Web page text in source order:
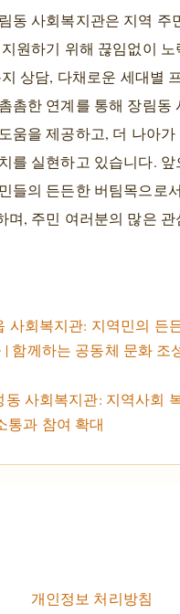
동 사회복지관은 지역 주
원하기 위해 끊임없이
상담, 다채로운 세대별
촘한 연계를 통해 장림동
움을 제공하고, 더 나아가
를 실현하고 있습니다.
들의 든든한 버팀목으로
며, 주민 여러분의 많은
사회복지관: 지역민의 든
함께하는 공동체 문화 조
사회복지관: 지역사회
통과 참여 확대
개인정보 처리방침